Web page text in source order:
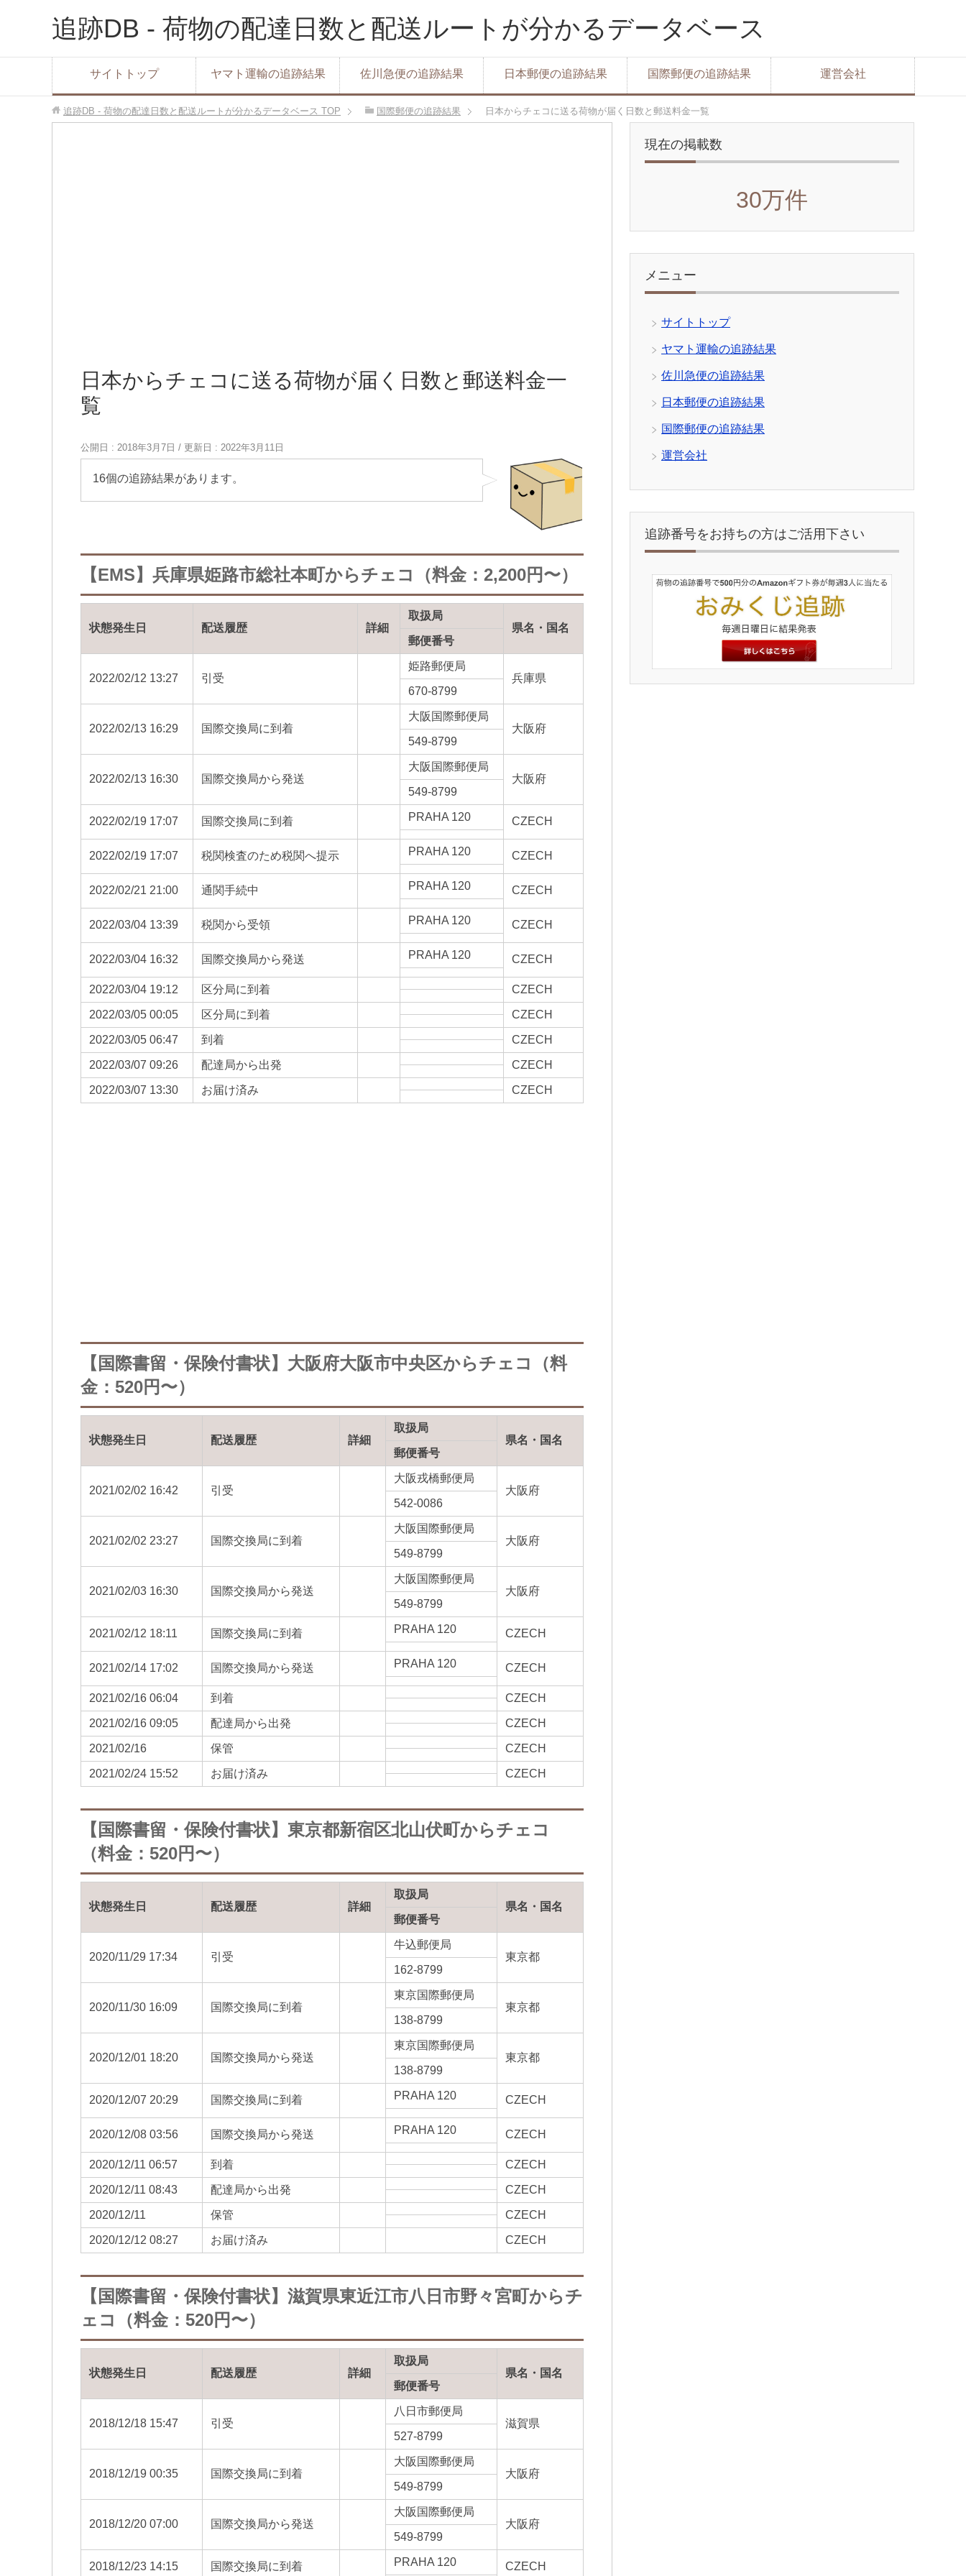
追跡DB - 荷物の配達日数と配送ルートが分かるデータベース
サイトトップ ヤマト運輸の追跡結果 佐川急便の追跡結果 日本郵便の追跡結果 国際郵便の追跡結果 運営会社
追跡DB - 荷物の配達日数と配送ルートが分かるデータベース TOP 国際郵便の追跡結果 日本からチェコに送る荷物が届く日数と郵送料金一覧
日本からチェコに送る荷物が届く日数と郵送料金一
覧
公開日 : 2018年3月7日 / 更新日 : 2022年3月11日
16個の追跡結果があります。
【EMS】兵庫県姫路市総社本町からチェコ（料金：2,200円〜）
状態発生日 配送履歴 詳細
取扱局
県名・国名
郵便番号
2022/02/12 13:27 引受
姫路郵便局
兵庫県
670-8799
2022/02/13 16:29 国際交換局に到着
大阪国際郵便局
大阪府
549-8799
2022/02/13 16:30 国際交換局から発送
大阪国際郵便局
大阪府
549-8799
2022/02/19 17:07 国際交換局に到着 PRAHA 120 CZECH
2022/02/19 17:07 税関検査のため税関へ提示 PRAHA 120 CZECH
2022/02/21 21:00 通関手続中 PRAHA 120 CZECH
2022/03/04 13:39 税関から受領 PRAHA 120 CZECH
2022/03/04 16:32 国際交換局から発送 PRAHA 120 CZECH
2022/03/04 19:12 区分局に到着 CZECH
2022/03/05 00:05 区分局に到着 CZECH
2022/03/05 06:47 到着 CZECH
2022/03/07 09:26 配達局から出発 CZECH
2022/03/07 13:30 お届け済み CZECH
【国際書留・保険付書状】大阪府大阪市中央区からチェコ（料
金：520円〜）
状態発生日 配送履歴 詳細
取扱局
県名・国名
郵便番号
2021/02/02 16:42 引受
大阪戎橋郵便局
大阪府
542-0086
2021/02/02 23:27 国際交換局に到着
大阪国際郵便局
大阪府
549-8799
2021/02/03 16:30 国際交換局から発送
大阪国際郵便局
大阪府
549-8799
2021/02/12 18:11 国際交換局に到着 PRAHA 120 CZECH
2021/02/14 17:02 国際交換局から発送 PRAHA 120 CZECH
2021/02/16 06:04 到着 CZECH
2021/02/16 09:05 配達局から出発 CZECH
2021/02/16 保管 CZECH
2021/02/24 15:52 お届け済み CZECH
【国際書留・保険付書状】東京都新宿区北山伏町からチェコ
（料金：520円〜）
状態発生日 配送履歴 詳細
取扱局
県名・国名
郵便番号
2020/11/29 17:34 引受
牛込郵便局
東京都
162-8799
2020/11/30 16:09 国際交換局に到着
東京国際郵便局
東京都
138-8799
2020/12/01 18:20 国際交換局から発送
東京国際郵便局
東京都
138-8799
2020/12/07 20:29 国際交換局に到着 PRAHA 120 CZECH
2020/12/08 03:56 国際交換局から発送 PRAHA 120 CZECH
2020/12/11 06:57 到着 CZECH
2020/12/11 08:43 配達局から出発 CZECH
2020/12/11 保管 CZECH
2020/12/12 08:27 お届け済み CZECH
【国際書留・保険付書状】滋賀県東近江市八日市野々宮町からチ
ェコ（料金：520円〜）
状態発生日 配送履歴 詳細
取扱局
県名・国名
郵便番号
2018/12/18 15:47 引受
八日市郵便局
滋賀県
527-8799
2018/12/19 00:35 国際交換局に到着
大阪国際郵便局
大阪府
549-8799
2018/12/20 07:00 国際交換局から発送
大阪国際郵便局
大阪府
549-8799
2018/12/23 14:15 国際交換局に到着 PRAHA 120 CZECH
現在の掲載数
30万件
メニュー
サイトトップ
ヤマト運輸の追跡結果
佐川急便の追跡結果
日本郵便の追跡結果
国際郵便の追跡結果
運営会社
追跡番号をお持ちの方はご活用下さい